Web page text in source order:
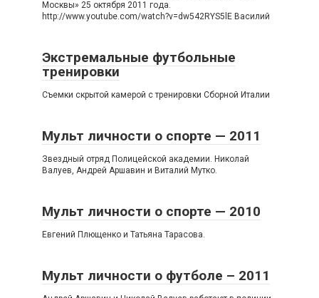
Москвы» 25 октября 2011 года.
http://www.youtube.com/watch?v=dw542RYS5lE Василий
Экстремальные футбольные
тренировки
Съемки скрытой камерой с тренировки Сборной Италии
Мульт личности о спорте — 2011
Звездный отряд Полицейской академии. Николай
Валуев, Андрей Аршавин и Виталий Мутко.
Мульт личности о спорте — 2010
Евгений Плющенко и Татьяна Тарасова.
Мульт личности о футболе – 2011